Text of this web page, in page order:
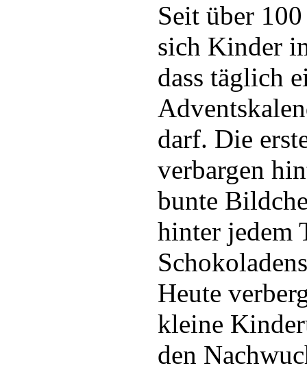
Seit über
sich Kinder
dass täglich
darf. Die
verbargen
bunte
hinter jedem
Heute
kleine
den